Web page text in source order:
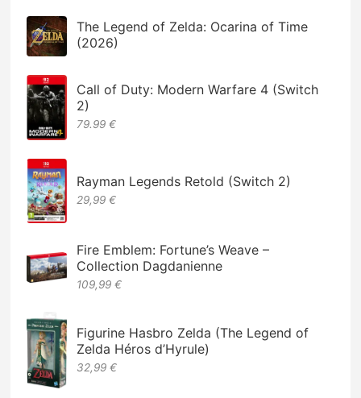
The Legend of Zelda: Ocarina of Time
(2026)
Call of Duty: Modern Warfare 4 (Switch
2)
79.99 €
Rayman Legends Retold (Switch 2)
29,99 €
Fire Emblem: Fortune’s Weave –
Collection Dagdanienne
109,99 €
Figurine Hasbro Zelda (The Legend of
Zelda Héros d’Hyrule)
32,99 €